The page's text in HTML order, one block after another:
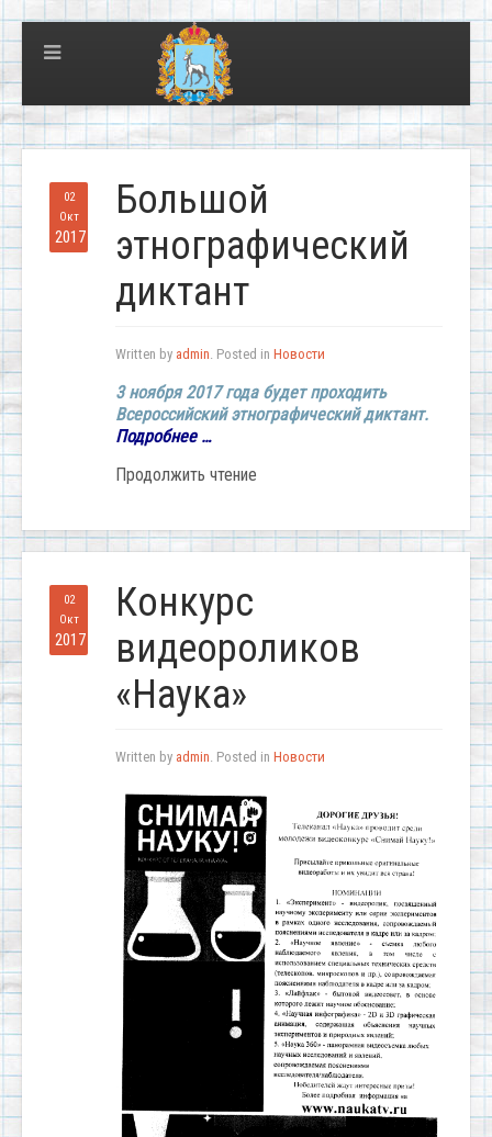
02
Окт
2017
Большой
этнографический
диктант
Written by admin. Posted in Новости
3 ноября 2017 года будет проходить
Всероссийский этнографический диктант. ​
Подробнее …
Продолжить чтение
02
Окт
2017
Конкурс
видеороликов
«Наука»
Written by admin. Posted in Новости